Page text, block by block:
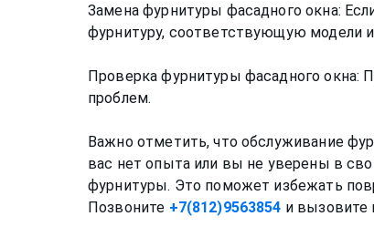
Замена фурнитуры фасадного окна:
фурнитуру, соответствующую модели
Проверка фурнитуры фасадного окна:
проблем.
Важно отметить, что обслуживание
вас нет опыта или вы не уверены в
фурнитуры. Это поможет избежать
Позвоните +7(812)9563854